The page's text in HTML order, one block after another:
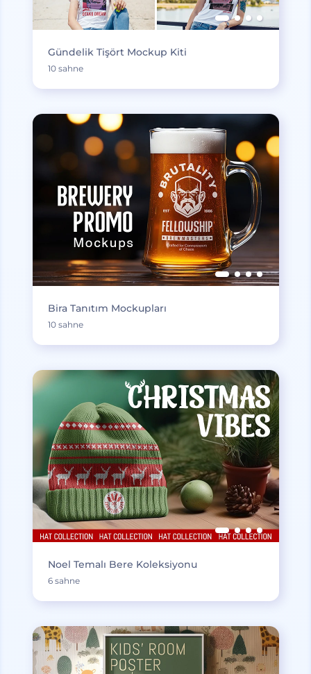
Gündelik Tişört Mockup Kiti
10 sahne
Bira Tanıtım Mockupları
10 sahne
Noel Temalı Bere Koleksiyonu
6 sahne